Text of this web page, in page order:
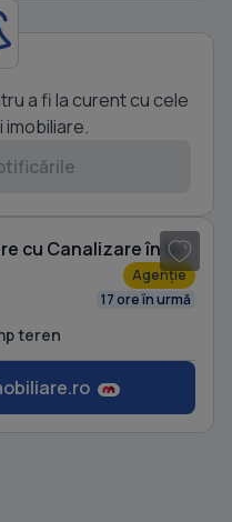
a fi la curent cu cele
imobiliare.
Casă individuală cu 7 camere cu Canalizare în Iancu Nicolae
Agenție
17 ore în urmă
teren